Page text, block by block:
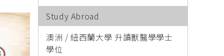
Study Abroad
澳洲 / 紐西蘭大學 升讀獸醫學學士
學位